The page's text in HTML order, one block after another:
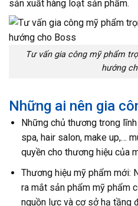
sản xuất hàng loạt sản phẩm.
Tư vấn gia công mỹ phẩm
hướng
Những ai nên gia
Những chủ thương trong
spa, hair salon, make up,…
quyền cho thương hiệu của
Thương hiệu mỹ phẩm mới:
ra mắt sản phẩm mỹ phẩm
nguồn lực và cơ sở hạ tầng